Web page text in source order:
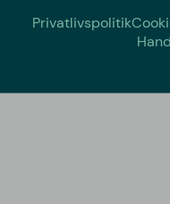
Privatlivspolitik